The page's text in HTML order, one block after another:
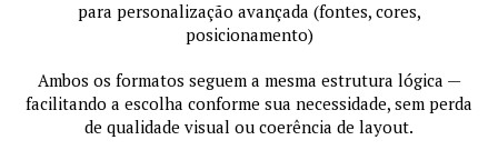
para personalização avançada (fontes, cores,
posicionamento)
Ambos os formatos seguem a mesma estrutura lógica —
facilitando a escolha conforme sua necessidade, sem perda
de qualidade visual ou coerência de layout.